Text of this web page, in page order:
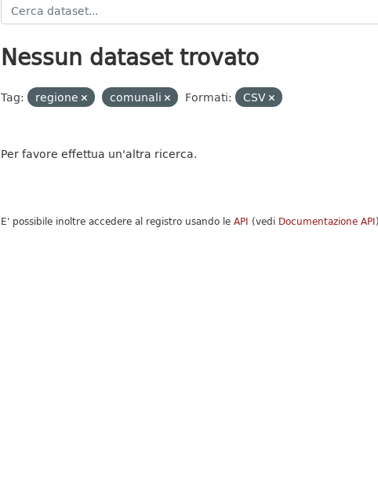
Nessun dataset trovato
Tag: regione comunali Formati: CSV
Per favore effettua un'altra ricerca.
E' possibile inoltre accedere al registro usando le API (vedi Documentazione API